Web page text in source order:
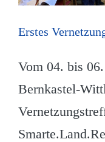
Erstes
Vom 04. bis
Bernkastel-